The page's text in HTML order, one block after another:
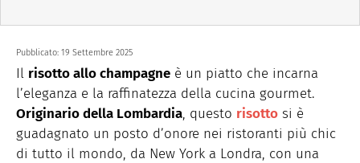
Pubblicato: 19 Settembre 2025
Il risotto allo champagne è un piatto che incarna
l’eleganza e la raffinatezza della cucina gourmet.
Originario della Lombardia, questo risotto si è
guadagnato un posto d’onore nei ristoranti più chic
di tutto il mondo, da New York a Londra, con una